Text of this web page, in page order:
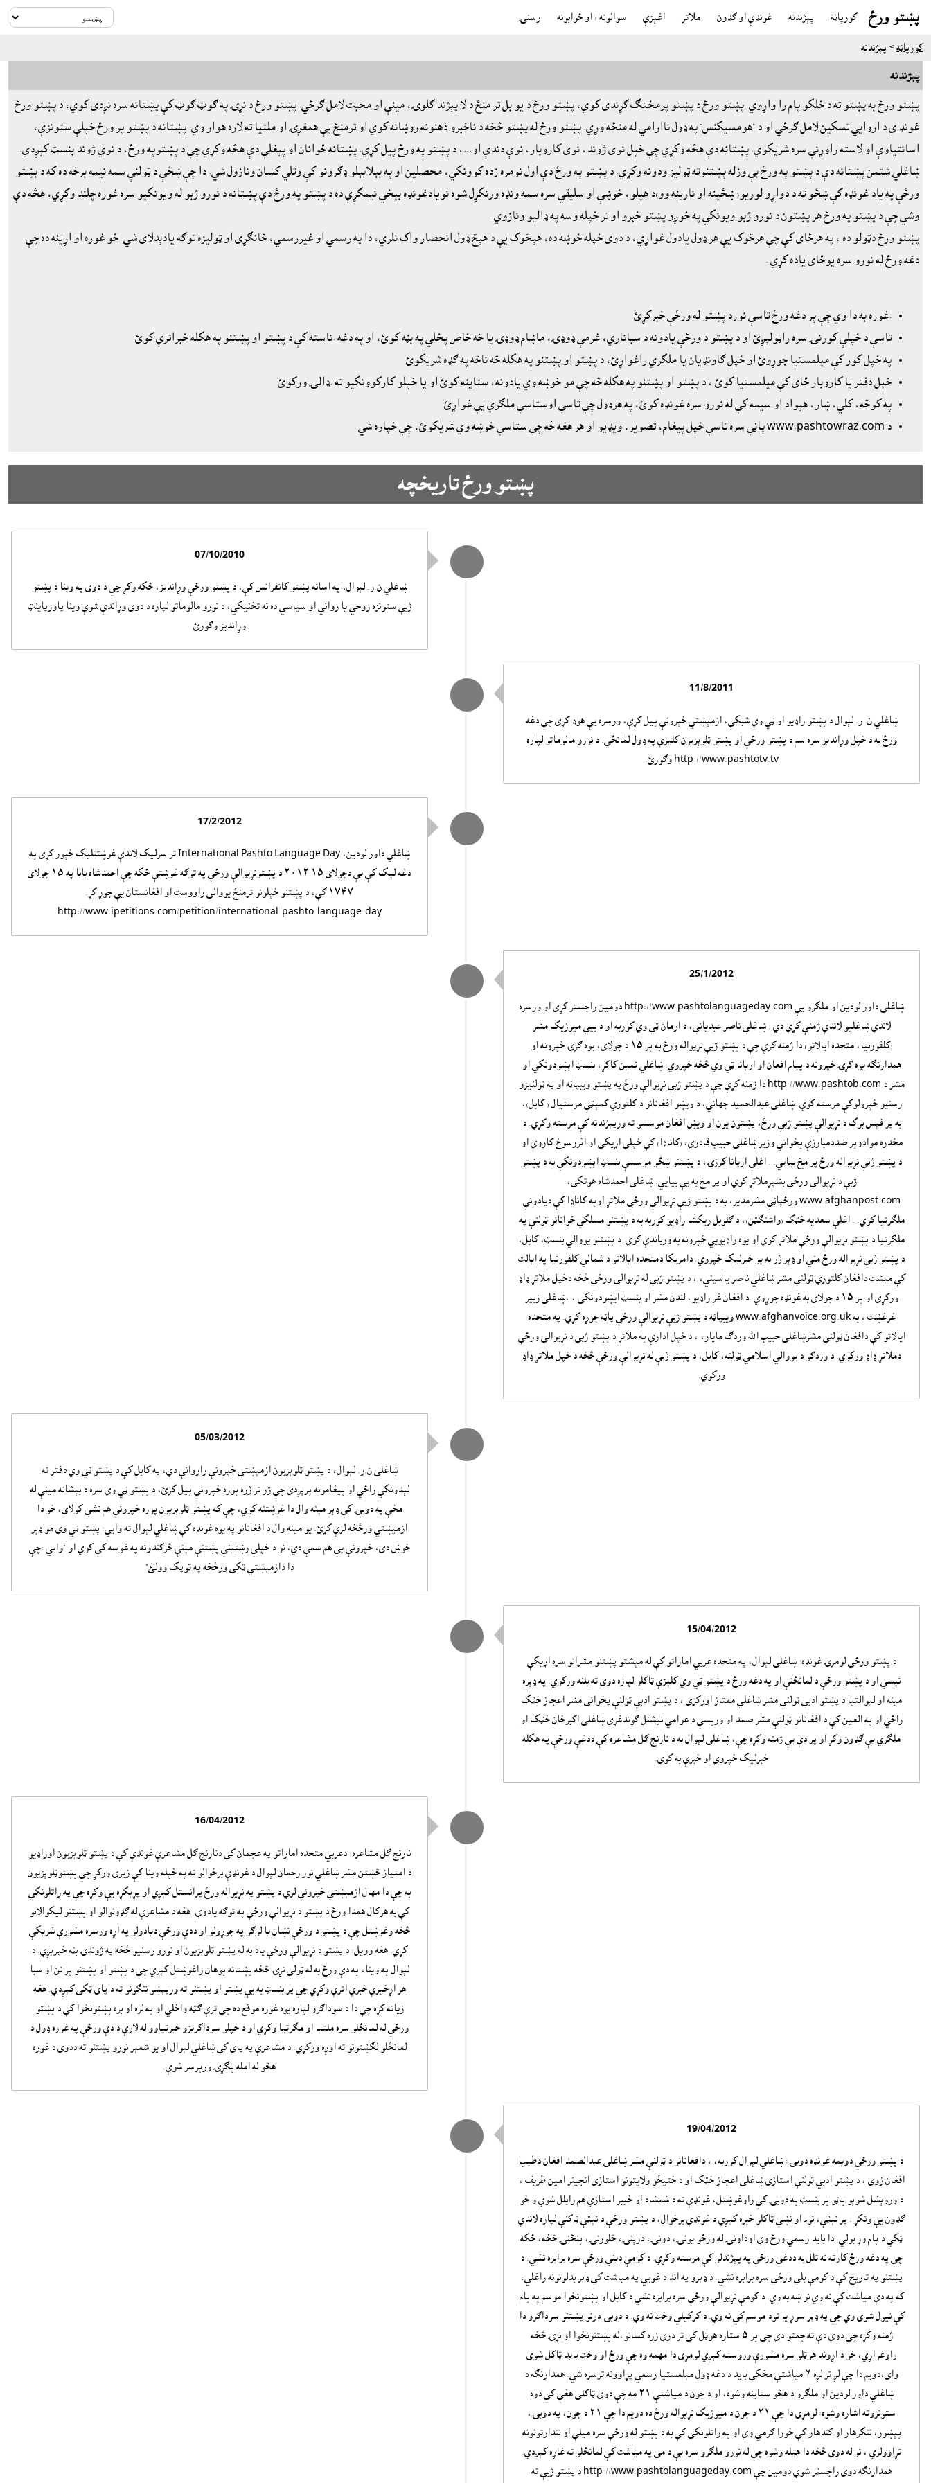
پښتو ورځ کورپاڼه پېژندنه غونډې او ګډون ملاتړ اغېزې سوالونه / او ځوابونه رسنۍ
کورپاڼه > پېژندنه
پېژندنه
پښتو ورځ به پښتو ته د خلکو پام را واړوي. پښتو ورځ د پښتو پرمختګ ګړندى کوي، پښتو ورځ د يو بل تر منځ د لا پېژند ګلوۍ، مينې او محبت لامل ګرځي. پښتو ورځ د نړۍ په ګوټ ګوټ کې پښتانه سره نږدې کوي، د پښتو ورځ
غونډ ې د اروايي تسکين لامل ګرځي او د "هومسيکنس" په ډول ناارامي له منځه وړي. پښتو ورځ له پښتو څخه د ناخبرو ذهنونه روښانه کوي او ترمنځ يې همغږۍ او ملتيا ته لاره هوار وي. پښتانه د پښتو پر ورځ خپلې ستونزې،
اسانتياوې او لاسته راوړنې سره شريکوي. پښتانه دې هڅه وکړي چې خپل نوى ژوند، نوى کاروبار، نوې دندې او...، د پښتو په ورځ پيل کړي. پښتانه ځوانان او پېغلې دې هڅه وکړي چې د پښتوپه ورځ، د نوي ژوند بنسټ کېږدي.
ښاغلي شتمن پښتانه دې د پښتو په ورځ بې وزله پښتنوته ټوليز ودونه وکړي. د پښتو په ورځ دې اول نومره زده کوونکي، محصلين او په بېلابېلو ډګرونو کې وتلي کسان ونازول شي. دا چې ښځې د ټولنې سمه نيمه برخه ده که د بښتو
ورځې په ياد غونډه کې ښځو ته د دواړو لوريو( ښځينه او نارينه وو)د هيلو، خوښې او سليقي سره سمه ونډه ورنکړل شوه نويادغونډه بيخي نيمګړې ده د پښتو په ورځ دې پښتانه د نورو ژبو له ويونکيو سره غوره چلند وکړي، هڅه دې
وشي چې د پښتو په ورځ هر پښتون د نورو ژبو ويونکي په خوږو پښتو خبرو او تر خپله وسه په ډاليو ونازوي.
پښتو ورځ دټولو ده ، په هرځاى کې چې هرڅوک يې هر ډول يادول غواړي، د دوى خپله خوښه ده، هېڅوک يې د هېڅ ډول انحصار واک نلري، دا په رسمي او غيررسمي، ځانګړې او ټوليزه توګه يادېدلاى شي. خو غوره او اړينه ده چې
دغه ورځ له نورو سره يوځاى ياده کړي .
.غوره به دا وي چې پر دغه ورځ تاسې نورد پښتو له ورځې خبرکړئ
تاسې د خپلې کورنۍ سره راټولېږئ او د پښتو د ورځې يادونه د سباناري، غرمې ډوډۍ، ماښام ډوډۍ يا څه خاص پخلي په بڼه کوئ، او په دغه .ناسته کې د پښتو او پښتنو په هکله خبراترې کوئ
په خپل کور کې ميلمستيا جوړوئ او خپل ګاونډيان يا ملګري راغواړئ، د پښتو او پښتنو په هکله څه ناڅه په ګډه شريکوئ
خپل دفتر يا کاروبار ځاى کې ميلمستيا کوئ ، د پښتو او پښتنو په هکله څه چې مو خوښه وي يادونه، ستاينه کوئ او يا خپلو کارکوونکيو ته .ډالۍ ورکوئ
په کوڅه، کلي، ښار، هېواد او سيمه کې له نورو سره غونډه کوئ، په هرډول چې تاسې اوستاسې ملګري يې غواړئ
د www.pashtowraz.com پاڼې سره تاسې خپل پيغام، تصوير، ويډيو او هر هغه څه چې ستاسې خوښه وي شريکوئ، چې خپاره شي.
پښتو ورځ تاريخچه
07/10/2010
ښاغلي ن.ر. لېوال، په اسانه پښتو کانفرانس کې، د پښتو ورځې وړانديز، ځکه وکړ چې د دوى په وينا د پښتو
ژبې ستونزه روحي يا رواني او سياسي ده نه تخنيکي، د نورو مالوماتو لپاره د دوى وړاندې شوې وينا پاورپاينټ
وړانديز وګورئ
11/8/2011
ښاغلي ن. ر. لېوال د پښتو راډيو او ټي وي شبکې، ازمېښتي خپرونې پيل کړې، ورسره يې هوډ کړى چې دغه
ورځ به د خپل وړانديز سره سم د پښتو ورځې او پښتو ټلوېزيون کليزې په ډول لمانځي. د نورو مالوماتو لپاره
http://www.pashtotv.tv وګورئ.
17/2/2012
ښاغلي داور لودين، International Pashto Language Day تر سرليک لاندې غوښتنليک خپور کړى په
دغه ليک کې يې دجولاى ١٥ ٢٠١٢ د پښتونړيوالې ورځې په توګه غوښتې ځکه چې احمدشاه بابا په ١٥ جولاى
١٧٤٧ کې، د پښتنو خېلونو ترمنځ يووالى راووست او افغانستان يې جوړ کړ.
http://www.ipetitions.com/petition/international-pashto-language-day
25/1/2012
ښاغلى داور لودين او ملګرو يې http://www.pashtolanguageday.com دومين راجستر کړى او ورسره
لاندې ښاغليو لاندې ژمنې کړې دي . ښاغلي ناصر عبدياني، د ارمان ټي وي کوربه او د بيي ميوزيک مشر
(کلفورنيا، متحده ايالاتو) دا ژمنه کړې چې د پښتو ژبې نړيواله ورځ به پر ١٥ د جولاى، يوه ګړۍ خپرونه او
همدارنګه يوه ګړۍ خپرونه د پيام افعان او اريانا ټي وي څخه خپروي. ښاغلي ثمين کاکړ، بنسټ اېښودونکي او
مشر د http://www.pashtob.com دا ژمنه کړې چې د پښتو ژبې نړيوالې ورځ په پښتو ويبپاڼه او په ټولنيزو
رسنيو خپرولوکې مرسته کوي. ښاغلى عبدالحميد جهاني، د ويښو افغانانو د کلتوري کمېټې مرستيال ( کابل)،
به پر فېس بوک د نړيوالې پښتو ژبې ورځ، پښتون يون او ويښ افغان موسسو ته ورپېژندنه کې مرسته وکړي. د
مخدره موادوپر ضددمبارزې پخواني وزير ښاغلى حبيب قادري، (کاناډا) کې خپلې اړيکې او اثررسوخ کاروي او
د پښتو ژبې نړيواله ورځ پر مخ بيايي. . اغلې اريانا کرزۍ، د پښتنو ښځو موسسې بنسټ اېښودونکې به د پښتو
ژبې د نړيوالې ورځې بشپړملاتړ کوي او پر مخ به يې بيايي. ښاغلى احمدشاه هوتکى،
www.afghanpost.com ورځپاڼې مشرمدير، به د پښتو ژبې نړيوالې ورځې ملاتړ اوپه کاناډا کې ديادونې
ملګرتيا کوي. . اغلې سعديه خټک (واشنګټن)، د ګلوبل ريکشا راډيو کوربه به د پښتنو مسلکي ځوانانو ټولنې په
ملګرتيا د پښتو نړيوالې ورځې ملاتړ کوي او يوه راډيويي خپرونه به ورباندې کوي. د پښتنو يووالي بنسټ، کابل،
د پښتو ژبې نړيواله ورځ مني او ډېر ژر به يو خبرليک خپروي. دامريکا دمتحده ايالاتو د شمالي کلفورنيا په ايالت
کې مېشت دافغان کلتوري ټولنې مشر ښاغلي ناصر ياسيني، ، د پښتو ژبې له نړيوالې ورځې څخه دخپل ملاتړ ډاډ
ورکړى او پر ١٥ د جولاى به غونډه جوړوي. د افغان غږ راډيو، لندن مشر او بنسټ ايښودونکى ، ،ښاغلى زبير
غرغښت ، به www.afghanvoice.org.uk ويبپاڼه د پښتو ژبې نړيوالې ورځې پاڼه جوړه کړي. په متحده
ايالاتو کې دافغان ټولنې مشرښاغلى حبيب الله وردګ مايار، ، د خپل ادارې په ملاتړ د پښتو ژبې د نړيوالې ورځې
دملاتړ ډاډ ورکوي. د وردګو د يووالي اسلامي ټولنه، کابل، د پښتو ژبې له نړيوالې ورځې څخه د خپل ملاتړ ډاډ
ورکوي.
05/03/2012
ښاغلى ن.ر. لېوال، د پښتو ټلوېزيون ازمېښتي خپرونې راروانې دي، په کابل کې د پښتو ټي وي دفتر ته
لېدونکي راځي او پيغامونه پرېږدي چې ژر تر ژره پوره خپرونې پيل کړئ، د پښتو ټي وي سره د بېشانه مينې له
مخې په دوبۍ کې ډېر مينه وال دا غوښتنه کوي، چې که پښتو ټلوېزيون پوره خپرونې هم نشي کولاى، خو دا
ازميښتي ورڅخه لرې کړئ. يو مينه وال د افغانانو په يوه غونډه کې ښاغلي لېوال ته وايي: پښتو ټي وي مو ډېر
خوښ دى، خپرونې يې هم سمې دي، نو د خپلې رښتينې پښتنې مينې څرګندونه په غوسه کې کوي او "وايي :چې
دا دازمېښتي ټکى ورڅخه په ټوپک وولئ"
15/04/2012
د پښتو ورځې لومړۍ غونډه: ښاغلى لېوال، په متحده عربي اماراتو کې له مېشتو پښتنو مشرانو سره اړيکې
نيسي او د پښتو ورځې د لمانځنې او په دغه ورځ د پښتو ټي وي کليزې ټاکلو لپاره دوى ته بلنه ورکوي. په ډېره
مينه او لېوالتيا د پښتو ادبي ټولنې مشر ښاغلي ممتاز اورکزى ، د پښتو ادبي ټولنې پخوانى مشر اعجاز خټک
راځي او په العين کې د افغانانو ټولنې مشر صمد او ورپسې د عوامي نيشنل ګوندغړى ښاغلى اکبرخان خټک او
ملګري يې ګډون وکړ او پر دې يې ژمنه وکړه چې، ښاغلى لېوال به د نارنج ګل مشاعره کې ددغې ورځې په هکله
خبرليک خپروي او خبرې به کوي.
16/04/2012
نارنج ګل مشاعره: دعربي متحده اماراتو په عجمان کې دنارنج ګل مشاعرې غونډې کې د پښتو ټلوېزيون اوراډيو
د امتياز څښتن مشر ښاغلي نور رحمان لېوال د غونډې برخوالو ته په خپله وينا کې زيرى ورکړ چې پښتوټلوېزيون
به چې دا مهال ازمېښتي خپرونې لري د پښتو په نړيواله ورځ پرانستل کېږي او پړېکړه يې وکړه چې په راتلونکي
کې به هرکال همدا ورځ د پښتو د نړيوالې ورځې په توګه يادوي. هغه د مشاعرې له ګډونوالو او پښتنو ليکوالانو
څخه وغوښتل چې د پښتو د ورځې نښان يا لوګو په جوړولو او ددې ورځې ديادولو په اړه ورسره مشورې شريکې
کړي. هغه وويل: د پښتو د نړيوالې ورځې ياد به له پښتو ټلوېزيون او نورو رسنيو څخه په ژوندۍ بڼه خپرېږي. د
لېوال په وينا، په دې ورځ به له ټولې نړۍ څخه پښتانه پوهان راغوښتل کېږي چې د پښتو او پښتنو پر نن او سبا
هر اړخيزې خبرې اترې وکړي چې پر بنسټ به يې پښتو او پښتنو ته ورپېښو ننګونو ته د پاى ټکى کېږدي. هغه
زياته کړه چې دا د سوداګرو لپاره يوه غوره موقع ده چې ترې ګټه واخلي او په لره او بره پښتونخوا کې د پښتو
ورځې له لمانځلو سره ملتيا او مګرتيا وکړي او د خپلو سوداګريزو خبرتياوو له لارې د دې ورځې په غوره ډول د
لمانځلو لګښتونو ته اوږه ورکړي. د مشاعرې په پاى کې ښاغلي لېوال او يو شمېر نورو پښتنو ته ددوى د غوره
هڅو له امله پګړۍ ورپرسر شوې.
19/04/2012
د پښتو ورځې دويمه غونډه دوبۍ: ښاغلي لېوال کوربه، ، دافغانانو د ټولنې مشر ښاغلى عبدالصمد افغان دطيب
افغان زوى ، د پښتو ادبي ټولنې استازى ښاغلى اعجاز خټک او د ختيځو ولايتونو استازى انجينر امين ظريف ،
د وروېشل شوېو پاڼو پر بنسټ په دوبۍ کې راوغوښتل، غونډې ته د شمشاد او خيبر استازي هم رابلل شوي و خو
ګډون يې ونکړ . پر نېټې، نوم او نښې ټاکلو خبره کېږي د غونډې برخوال، د پښتو ورځې د نېټې ټاکنې لپاره لاندې
ټکي د پام وړ بولي. دا بايد رسمي ورځ وي اوداونۍ له ورځو يونۍ، دونۍ، درېنۍ، څلورنۍ، پنځنۍ څخه، ځکه
چې په دغه ورځ کارته نه تلل به ددغې ورځې په پېژندلو کې مرسته وکړي. د کومې ديني ورځې سره برابره نشي. د
پښتنو په تاريخ کې د کومې بلې ورځې سره برابره نشي. د ډېرو په اند د غويي په مياشت کې ډېر بدلونونه راغلي،
که په دې مياشت کې نه وي نو ښه به وي. د کومې نړيوالې ورځې سره برابره نشي د کابل او پښتونخوا موسم په پام
کې نيول شوى وي چې په ډېر سوړ يا تود موسم کې نه وي. د کرکيلې وخت نه وي. د دوبۍ درنو پښتنو سوداګرو دا
ژمنه وکړه چې دوى دې ته چمتو دي چې پر ٥ ستاره هوټل کې تر دري زره کسانو،له پښتنونخوا او نړۍ څخه
راوغواړي، خو د اړوند هوټلو سره مشورې وروسته کېږي لومړى دا مهمه وه چې ورځ او وخت بايد ټاکل شوى
واى،دويم دا چې لږ تر لږه ٦ مياشتې مخکې بايد د دغه ډول مېلمستيا رسمي پړاوونه ترسره شي. همدارنګه د
ښاغلي داور لودين او ملګرو د هڅو ستاينه وشوه، او د جون د مياشتې ٢١ مه چې دوى ټاکلى هغې کې دوه
ستونزوته اشاره وشوه: لومړى دا چې ٢١ د جون د ميوزيک نړيواله ورځ ده دويم دا چې ٢١ د جون، په دوبۍ،
پېښور، ننګرهار او کندهار کې خورا ګرمي وي او په راتلونکې کې به د پښتو له ورځې سره ميلې او نندارتونونه
تړاوولري ، نو له دوى څخه دا هيله وشوه چې له نورو ملګرو سره يې د مى په مياشت کې لمانځلو ته غاړه کېږدي.
همدارنګه دوى راجسټر شوي دومين چې http://www.pashtolanguageday.com د پښتو ژبې ته